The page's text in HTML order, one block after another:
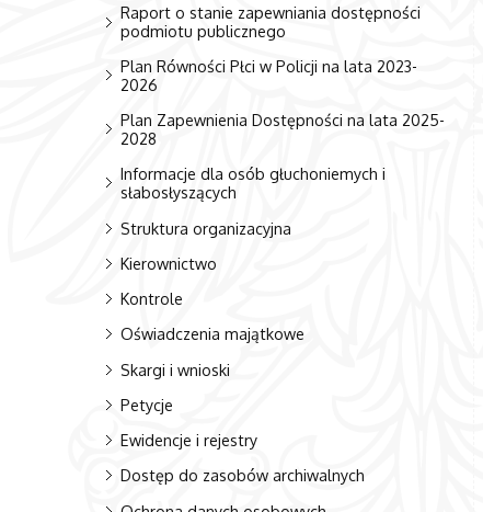
Raport o stanie zapewniania dostępności
podmiotu publicznego
Plan Równości Płci w Policji na lata 2023-
2026
Plan Zapewnienia Dostępności na lata 2025-
2028
Informacje dla osób głuchoniemych i
słabosłyszących
Struktura organizacyjna
Kierownictwo
Kontrole
Oświadczenia majątkowe
Skargi i wnioski
Petycje
Ewidencje i rejestry
Dostęp do zasobów archiwalnych